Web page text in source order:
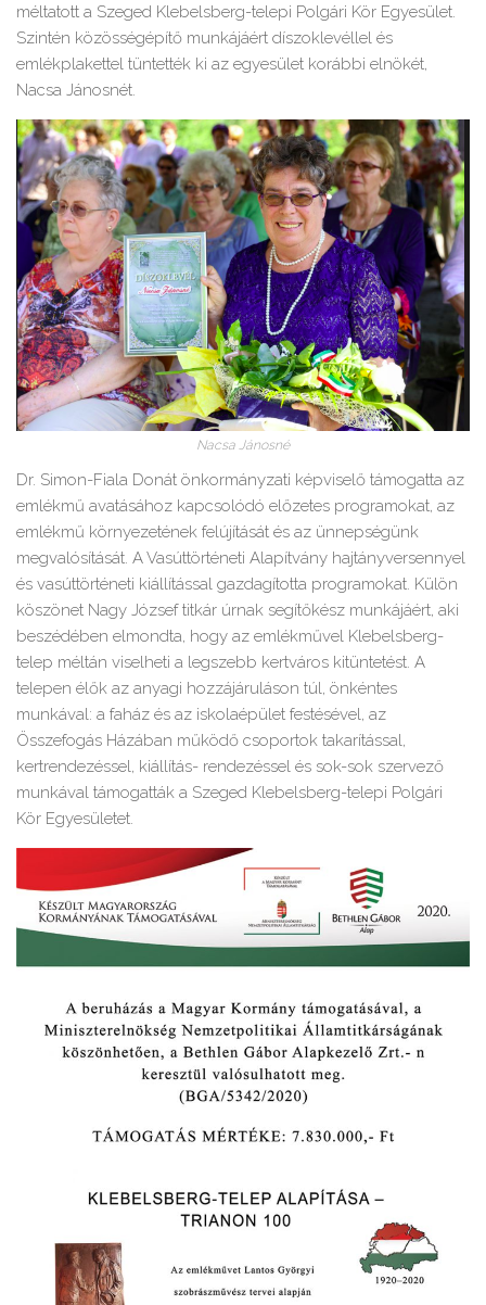
méltatott a Szeged Klebelsberg-telepi Polgári Kör Egyesület.
Szintén közösségépítő munkájáért díszoklevéllel és
emlékplakettel tüntették ki az egyesület korábbi elnökét,
Nacsa Jánosnét.
Nacsa Jánosné
Dr. Simon-Fiala Donát önkormányzati képviselő támogatta az
emlékmű avatásához kapcsolódó előzetes programokat, az
emlékmű környezetének felújítását és az ünnepségünk
megvalósítását. A Vasúttörténeti Alapítvány hajtányversennyel
és vasúttörténeti kiállítással gazdagította programokat. Külön
köszönet Nagy József titkár úrnak segítőkész munkájáért, aki
beszédében elmondta, hogy az emlékművel Klebelsberg-
telep méltán viselheti a legszebb kertváros kitüntetést. A
telepen élők az anyagi hozzájáruláson túl, önkéntes
munkával: a faház és az iskolaépület festésével, az
Összefogás Házában működő csoportok takarítással,
kertrendezéssel, kiállítás- rendezéssel és sok-sok szervező
munkával támogatták a Szeged Klebelsberg-telepi Polgári
Kör Egyesületet.